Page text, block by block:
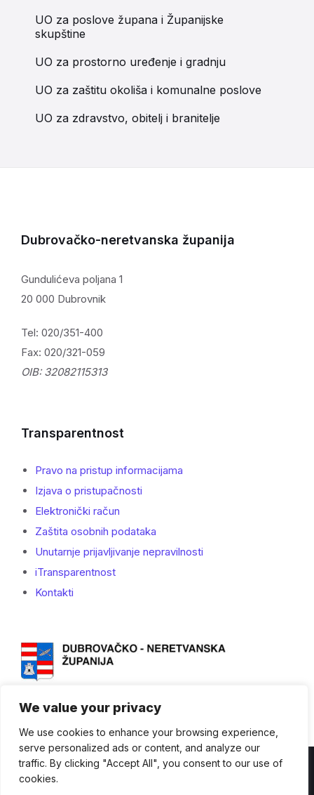
We value your privacy
We use cookies to enhance your browsing experience,
serve personalized ads or content, and analyze our
traffic. By clicking "Accept All", you consent to our use of
cookies.
UO za poslove župana i Županijske
skupštine
UO za prostorno uređenje i gradnju
UO za zaštitu okoliša i komunalne poslove
UO za zdravstvo, obitelj i branitelje
Dubrovačko-neretvanska županija
Gundulićeva poljana 1
20 000 Dubrovnik
Tel: 020/351-400
Fax: 020/321-059
OIB: 32082115313
Transparentnost
Pravo na pristup informacijama
Izjava o pristupačnosti
Elektronički račun
Zaštita osobnih podataka
Unutarnje prijavljivanje nepravilnosti
iTransparentnost
Kontakti